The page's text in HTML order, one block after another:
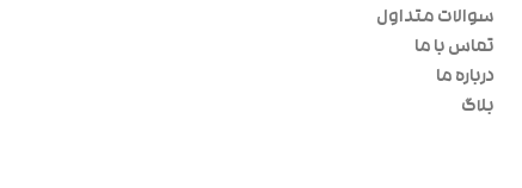
سوالات متداول
تماس با ما
درباره ما
بلاگ